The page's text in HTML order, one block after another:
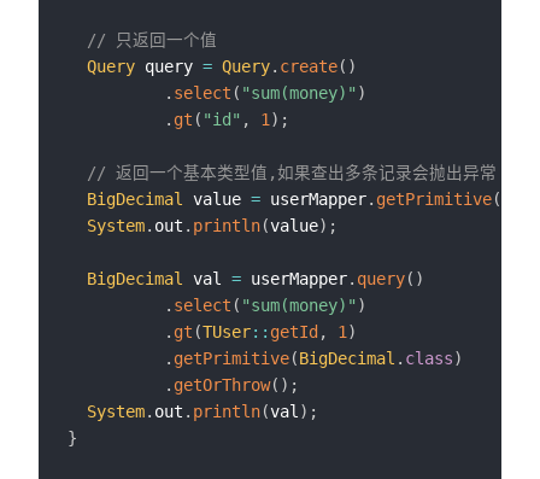
// 只返回一个值
Query query = Query. create( )
. select ( "sum(money)" )
. gt ( "id" , 1 ) ;
// 返回一个基本类型值,如果查出多条记录会抛出异常
BigDecimal
value = userMapper. getPrimitive(
System. out . println(value) ;
BigDecimal val = userMapper. query( )
. select ( "sum(money)" )
. gt (TUser:: getId , 1 )
. getPrimitive(BigDecimal . class)
. getOrThrow( ) ;
System. out . println(val ) ;
}